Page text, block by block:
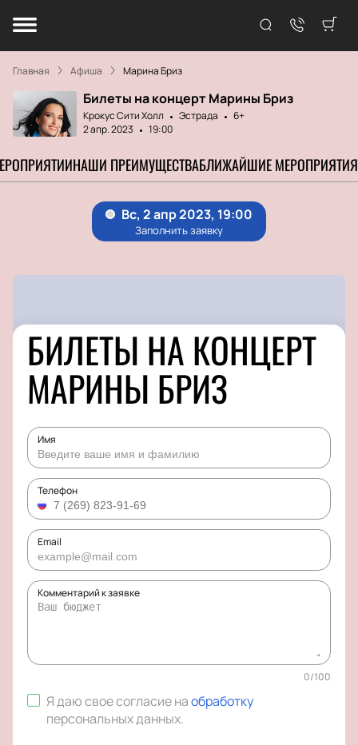
Главная Афиша Марина Бриз
Билеты на концерт Марины Бриз
Крокус Сити Холл Эстрада
6+
2 апр. 2023
19:00
НАШИ ПРЕИМУЩЕСТВАБЛИЖАЙШИЕ МЕРОПРИЯТИЯ
БИЛЕТЫ НА КОНЦЕРТ
МАРИНЫ БРИЗ
Имя
Телефон
Email
Комментарий к заявке
0/100
Я даю свое согласие наобработку
персональных данных.